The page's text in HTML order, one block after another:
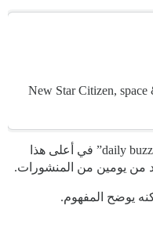
New Star Citizen, space
أقدم ملخصًا يوميًا للذكاء الاصطناعي “daily buzz” في أعلى هذا
يوضح المفهوم.